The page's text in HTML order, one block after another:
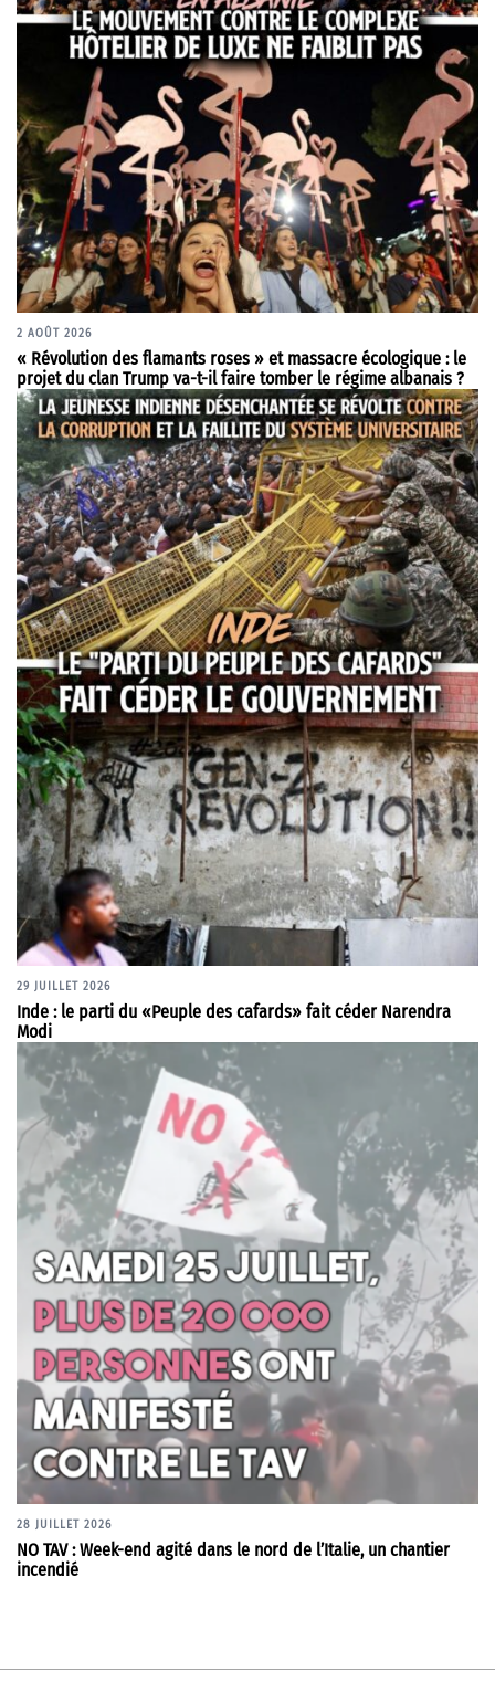
2 AOÛT 2026
« Révolution des flamants roses » et massacre écologique : le
projet du clan Trump va-t-il faire tomber le régime albanais ?
29 JUILLET 2026
Inde : le parti du «Peuple des cafards» fait céder Narendra
Modi
28 JUILLET 2026
NO TAV : Week-end agité dans le nord de l’Italie, un chantier
incendié